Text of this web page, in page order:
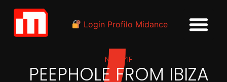
Login Profilo Midance
NOTIZIE
PEEPHOLE FROM IBIZA